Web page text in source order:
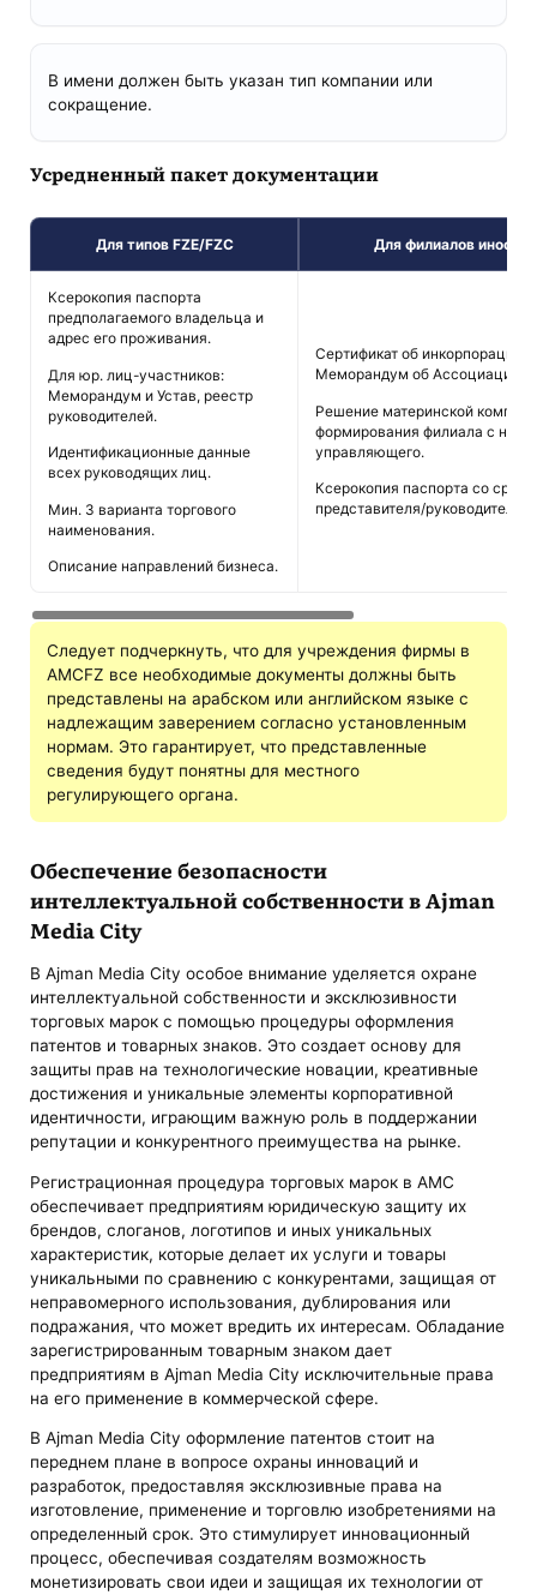
В имени должен быть указан тип компании или
сокращение.
Усредненный пакет документации
Для типов FZE/FZC Для филиалов
Ксерокопия паспорта
предполагаемого владельца и
адрес его проживания.
Для юр. лиц-участников:
Меморандум и Устав, реестр
руководителей.
Идентификационные данные
всех руководящих лиц.
Мин. 3 варианта торгового
наименования.
Описание направлений бизнеса.
Сертификат об инкорпорации
Меморандум об Ассоциации и
Решение материнской
формирования филиала с
управляющего.
Ксерокопия паспорта со
представителя/руководителя
Следует подчеркнуть, что для учреждения фирмы в
AMCFZ все необходимые документы должны быть
представлены на арабском или английском языке с
надлежащим заверением согласно установленным
нормам. Это гарантирует, что представленные
сведения будут понятны для местного
регулирующего органа.
Обеспечение безопасности
интеллектуальной собственности в Ajman
Media City
В Ajman Media City особое внимание уделяется охране
интеллектуальной собственности и эксклюзивности
торговых марок с помощью процедуры оформления
патентов и товарных знаков. Это создает основу для
защиты прав на технологические новации, креативные
достижения и уникальные элементы корпоративной
идентичности, играющим важную роль в поддержании
репутации и конкурентного преимущества на рынке.
Регистрационная процедура торговых марок в AMC
обеспечивает предприятиям юридическую защиту их
брендов, слоганов, логотипов и иных уникальных
характеристик, которые делает их услуги и товары
уникальными по сравнению с конкурентами, защищая от
неправомерного использования, дублирования или
подражания, что может вредить их интересам. Обладание
зарегистрированным товарным знаком дает
предприятиям в Ajman Media City исключительные права
на его применение в коммерческой сфере.
В Ajman Media City оформление патентов стоит на
переднем плане в вопросе охраны инноваций и
разработок, предоставляя эксклюзивные права на
изготовление, применение и торговлю изобретениями на
определенный срок. Это стимулирует инновационный
процесс, обеспечивая создателям возможность
монетизировать свои идеи и защищая их технологии от